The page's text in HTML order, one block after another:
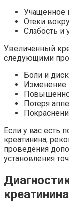
Учащенное
Отеки
Слабость и
Увеличенный
следующими
Боли и
Изменение
Потеря
Если у вас есть
креатинина,
проведения
установления
креатинина